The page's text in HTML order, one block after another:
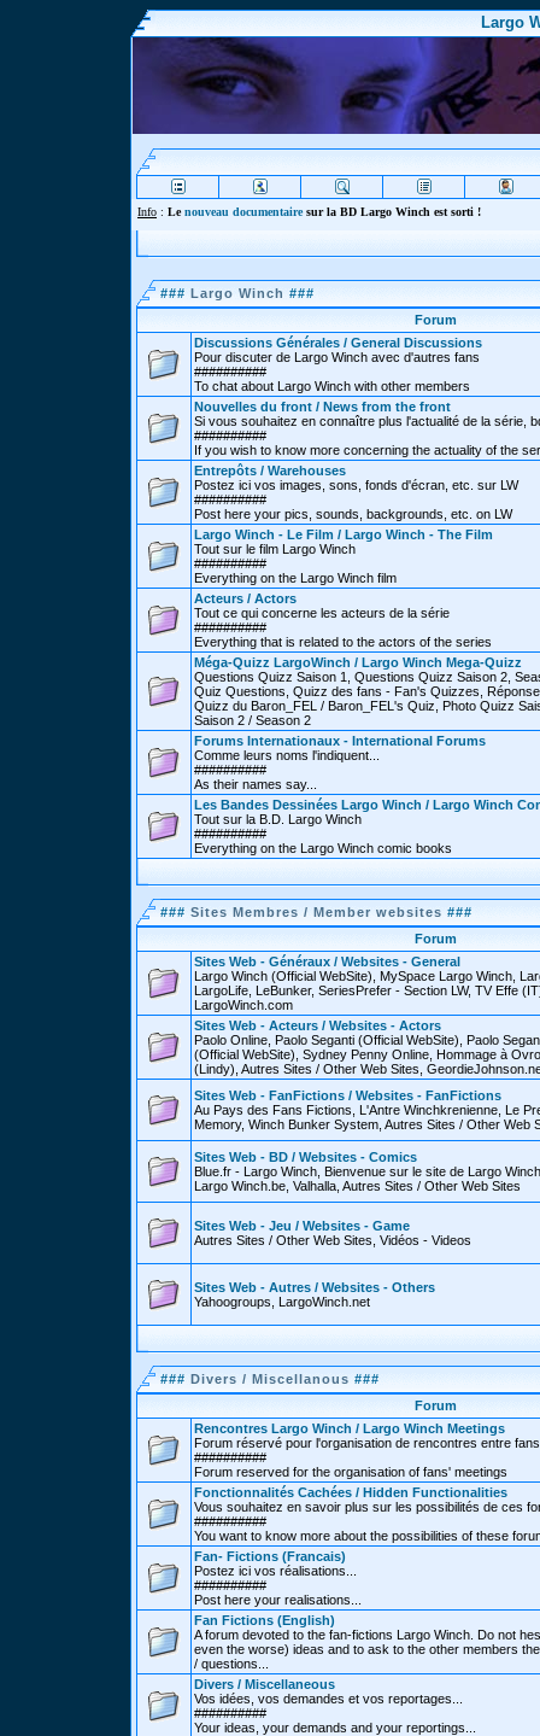
Largo
Info : Lenouveau documentairesur la BD Largo Winch est sorti !
### Largo Winch ###
Forum
Discussions Générales / General Discussions
Pour discuter de Largo Winch avec d'autres fans
##########
To chat about Largo Winch with other members
Nouvelles du front / News from the front
Si vous souhaitez en connaître plus l'actualité de la série,
##########
If you wish to know more concerning the actuality of the
Entrepôts / Warehouses
Postez ici vos images, sons, fonds d'écran, etc. sur LW
##########
Post here your pics, sounds, backgrounds, etc. on LW
Largo Winch - Le Film / Largo Winch - The Film
Tout sur le film Largo Winch
##########
Everything on the Largo Winch film
Acteurs / Actors
Tout ce qui concerne les acteurs de la série
##########
Everything that is related to the actors of the series
Méga-Quizz LargoWinch / Largo Winch Mega-Quizz
Questions Quizz Saison 1, Questions Quizz Saison 2,
Quiz Questions, Quizz des fans - Fan's Quizzes,
Quizz du Baron_FEL / Baron_FEL's Quiz, Photo Quizz
Saison 2 / Season 2
Forums Internationaux - International Forums
Comme leurs noms l'indiquent...
##########
As their names say...
Les Bandes Dessinées Largo Winch / Largo Winch
Tout sur la B.D. Largo Winch
##########
Everything on the Largo Winch comic books
### Sites Membres / Member websites ###
Forum
Sites Web - Généraux / Websites - General
Largo Winch (Official WebSite), MySpace Largo Winch,
LargoLife, LeBunker, SeriesPrefer - Section LW, TV Effe
LargoWinch.com
Sites Web - Acteurs / Websites - Actors
Paolo Online, Paolo Seganti (Official WebSite), Paolo
(Official WebSite), Sydney Penny Online, Hommage à
(Lindy), Autres Sites / Other Web Sites,
Sites Web - FanFictions / Websites - FanFictions
Au Pays des Fans Fictions, L'Antre Winchkrenienne, Le
Memory, Winch Bunker System, Autres Sites / Other Web
Sites Web - BD / Websites - Comics
Blue.fr - Largo Winch, Bienvenue sur le site de Largo
Largo Winch.be, Valhalla, Autres Sites / Other Web Sites
Sites Web - Jeu / Websites - Game
Autres Sites / Other Web Sites, Vidéos - Videos
Sites Web - Autres / Websites - Others
Yahoogroups, LargoWinch.net
### Divers / Miscellanous ###
Forum
Rencontres Largo Winch / Largo Winch Meetings
Forum réservé pour l'organisation de rencontres entre fans
##########
Forum reserved for the organisation of fans' meetings
Fonctionnalités Cachées / Hidden Functionalities
Vous souhaitez en savoir plus sur les possibilités de ces
##########
You want to know more about the possibilities of these
Fan- Fictions (Francais)
Postez ici vos réalisations...
##########
Post here your realisations...
Fan Fictions (English)
A forum devoted to the fan-fictions Largo Winch. Do not
even the worse) ideas and to ask to the other members
/ questions...
Divers / Miscellaneous
Vos idées, vos demandes et vos reportages...
##########
Your ideas, your demands and your reportings...